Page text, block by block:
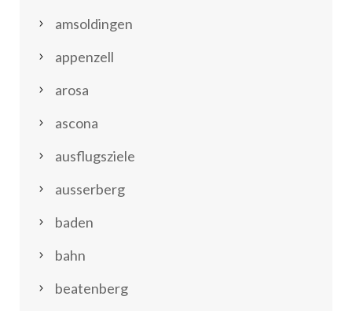
amsoldingen
appenzell
arosa
ascona
ausflugsziele
ausserberg
baden
bahn
beatenberg